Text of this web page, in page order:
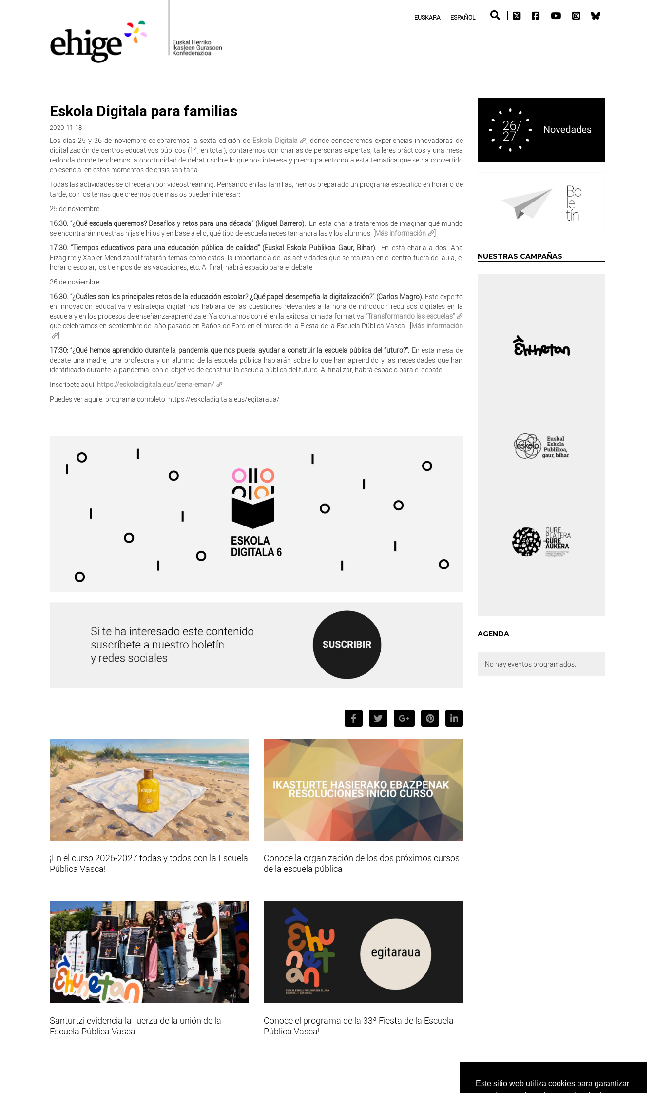
Este sitio web utiliza cookies para garantizar
EUSKARA ESPAÑOL
Eskola Digitala para familias
2020-11-18
Los días 25 y 26 de noviembre celebraremos la sexta edición de Eskola Digitala
, donde conoceremos experiencias innovadoras de
digitalización de centros educativos públicos (14, en total), contaremos con charlas de personas expertas, talleres prácticos y una mesa
redonda donde tendremos la oportunidad de debatir sobre lo que nos interesa y preocupa entorno a esta temática que se ha convertido
en esencial en estos momentos de crisis sanitaria.
Todas las actividades se ofrecerán por videostreaming. Pensando en las familias, hemos preparado un programa específico en horario de
tarde, con los temas que creemos que más os pueden interesar:
25 de noviembre:
16:30. “¿Qué escuela queremos? Desafíos y retos para una década” (Miguel Barrero). En esta charla trataremos de imaginar qué mundo
se encontrarán nuestras hijas e hijos y en base a ello, qué tipo de escuela necesitan ahora las y los alumnos. [Más información
]
17:30. “Tiempos educativos para una educación pública de calidad” (Euskal Eskola Publikoa Gaur, Bihar). En esta charla a dos, Ana
Eizagirre y Xabier Mendizabal tratarán temas como estos: la importancia de las actividades que se realizan en el centro fuera del aula, el
horario escolar, los tiempos de las vacaciones, etc. Al final, habrá espacio para el debate.
26 de noviembre:
16:30. “¿Cuáles son los principales retos de la educación escolar? ¿Qué papel desempeña la digitalización?” (Carlos Magro). Este experto
en innovación educativa y estrategia digital nos hablará de las cuestiones relevantes a la hora de introducir recursos digitales en la
escuela y en los procesos de enseñanza-aprendizaje. Ya contamos con él en la exitosa jornada formativa “Transformando las escuelas”
que celebramos en septiembre del año pasado en Baños de Ebro en el marco de la Fiesta de la Escuela Pública Vasca. [Más información
]
17:30: “¿Qué hemos aprendido durante la pandemia que nos pueda ayudar a construir la escuela pública del futuro?”. En esta mesa de
debate una madre, una profesora y un alumno de la escuela pública hablarán sobre lo que han aprendido y las necesidades que han
identificado durante la pandemia, con el objetivo de construir la escuela pública del futuro. Al finalizar, habrá espacio para el debate.
Inscríbete aquí: https://eskoladigitala.eus/izena-eman/
Puedes ver aquí el programa completo: https://eskoladigitala.eus/egitaraua/
¡En el curso 2026-2027 todas y todos con la Escuela
Pública Vasca!
Conoce la organización de los dos próximos cursos
de la escuela pública
Santurtzi evidencia la fuerza de la unión de la
Escuela Pública Vasca
Conoce el programa de la 33ª Fiesta de la Escuela
Pública Vasca!
NUESTRAS CAMPAÑAS
AGENDA
No hay eventos programados.